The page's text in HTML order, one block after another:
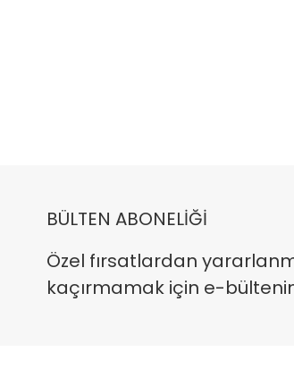
BÜLTEN ABONELİĞİ
Özel fırsatlardan
kaçırmamak için e-